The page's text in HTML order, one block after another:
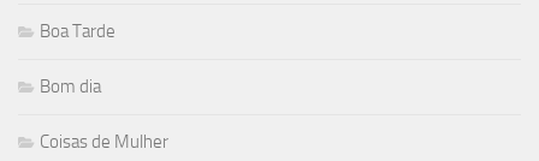
Boa Tarde
Bom dia
Coisas de Mulher